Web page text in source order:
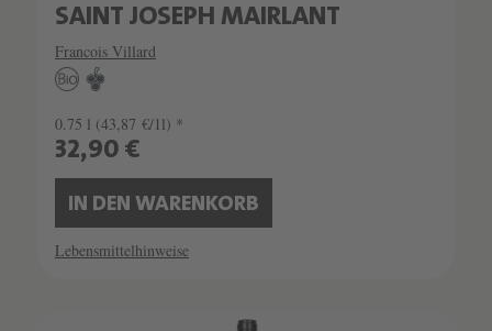
SAINT JOSEPH MAIRLANT
Francois Villard
0.75 l (43,87 €/1l) *
32,90 €
IN DEN WARENKORB
Lebensmittelhinweise